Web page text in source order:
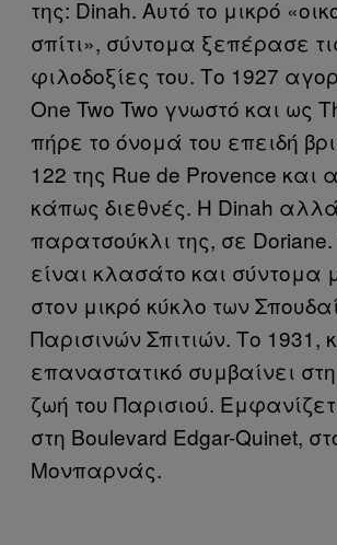
της: Dinah. Αυτό το μικρό
σπίτι», σύντομα ξεπέρασε
φιλοδοξίες του. Το 1927
One Two Two γνωστό και ως
πήρε το όνομά του επειδή
122 της Rue de Provence και
κάπως διεθνές. Η Dinah
παρατσούκλι της, σε Doriane.
είναι κλασάτο και σύντομα
στον μικρό κύκλο των
Παρισινών Σπιτιών. Το 1931,
επαναστατικό συμβαίνει
ζωή του Παρισιού.
στη Boulevard Edgar-Quinet,
Μονπαρνάς.